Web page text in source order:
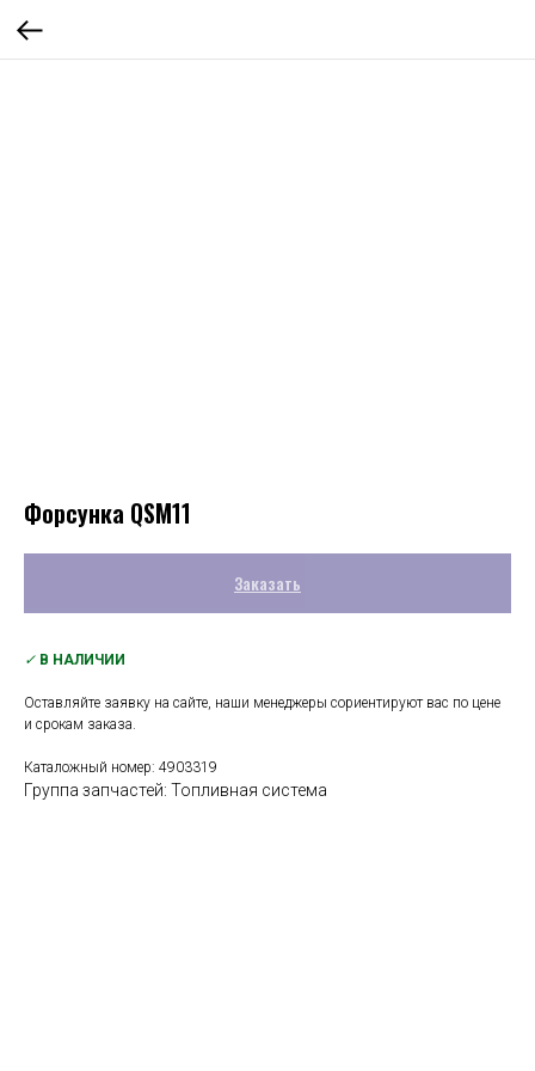
Форсунка QSM11
Заказать
✓ В НАЛИЧИИ
Оставляйте заявку на сайте, наши менеджеры сориентируют вас по цене
и срокам заказа.
Каталожный номер: 4903319
Группа запчастей: Топливная система